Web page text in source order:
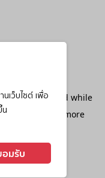
เว็บไซต์ เพื่อ
น
อมรับ
has occurred while
console
for more